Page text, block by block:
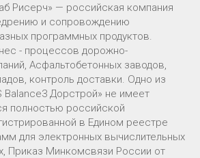
Рисерч» — российская компания
и сопровождению
программных продуктов.
- процессов дорожно-
Асфальтобетонных заводов,
контроль доставки. Одно из
Balance3 Дорстрой» не имеет
полностью российской
в Едином реестре
для электронных вычислительных
Приказ Минкомсвязи России от